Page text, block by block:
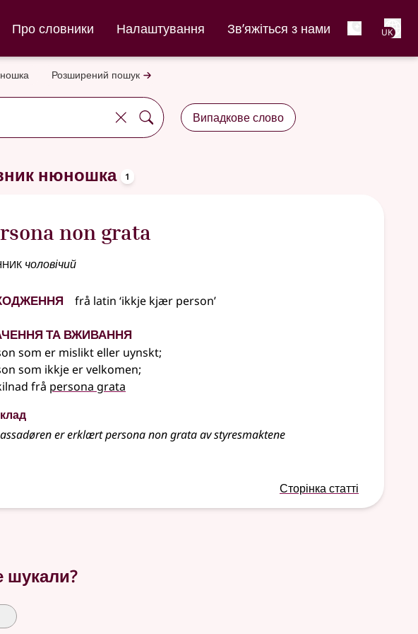
Про словники Налаштування Зв’яжіться з нами UK
Розширений пошук
Випадкове слово
нюношка 1
non grata
чоловічий
frå latin ‘ikkje kjær person’
та вживання
som er mislikt eller uynskt;
som ikkje er velkomen;
frå persona grata
er erklært persona non grata av styresmaktene
Сторінка статті
шукали?